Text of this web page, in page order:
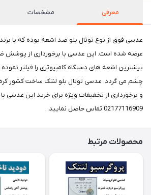
معرفی مشخصات
عدسی فوق از نوع توتال بلو ضد اشعه بوده که با
عرضه شده است. این عدسی با برخورداری از پوشش
بیشترین اشعه های دستگاه کامپیوتری را فیلتر
چشم می گردد. عدسی توتال بلو لنتک ساخت کشور کره
و برخورداری از تخفیفات ویژه برای خرید این عدسی با
02177116909 تماس حاصل نمایید.
محصولات مرتبط